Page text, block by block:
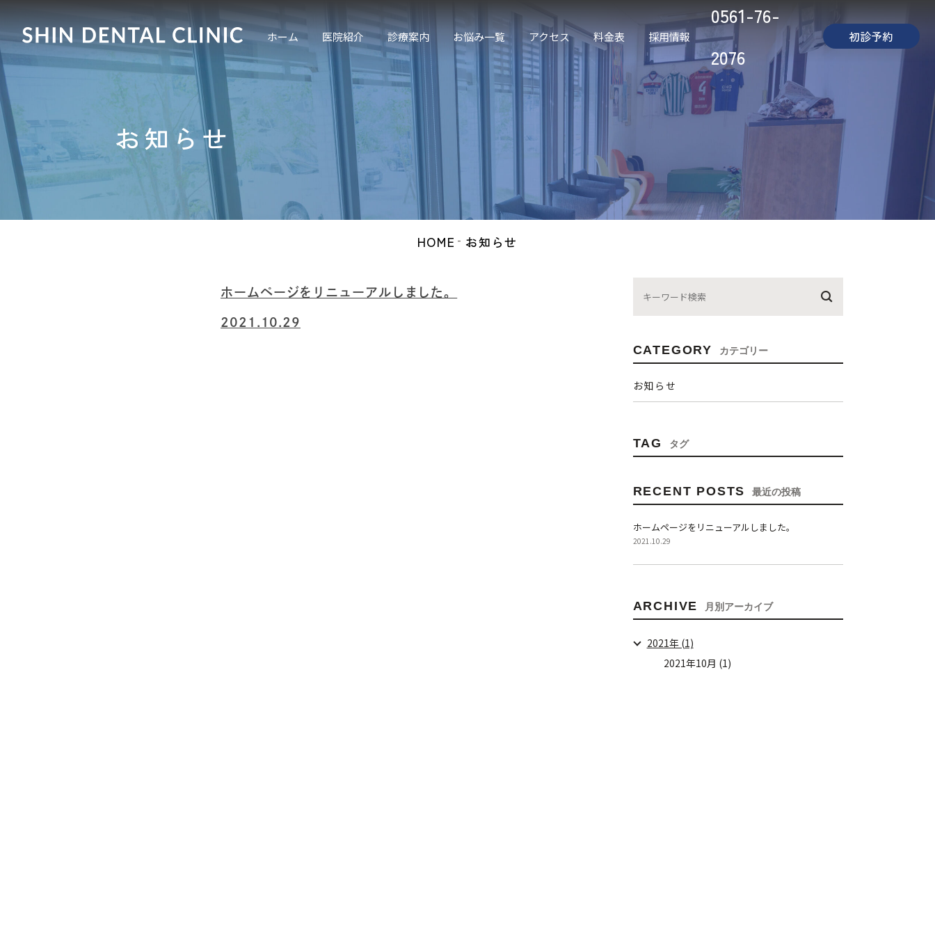
ホーム 医院紹介 診療案内
一般歯科
口腔外科
噛み合わせ治療
小児歯科・小児矯正
矯正治療
マウスピース型矯正（ア
ライナー矯正）
お悩み一覧 アクセス 料金表 採用情報
0561-76-
2076
初診予約
お知らせ
HOME お知らせ
ホームページをリニューアルしました。
2021.10.29
CATEGORY カテゴリー
お知らせ
TAG タグ
RECENT POSTS 最近の投稿
ホームページをリニューアルしました。
2021.10.29
ARCHIVE 月別アーカイブ
2021年 (1)
2021年10月 (1)